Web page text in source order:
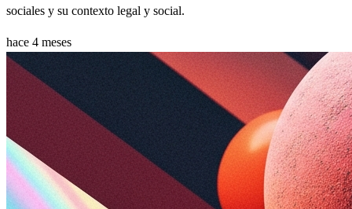
sociales y su contexto legal y social.
hace 4 meses